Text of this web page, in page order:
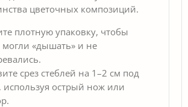
цветочных композиций.
плотную упаковку, чтобы
могли «дышать» и не
срез стеблей на 1–2 см под
используя острый нож или